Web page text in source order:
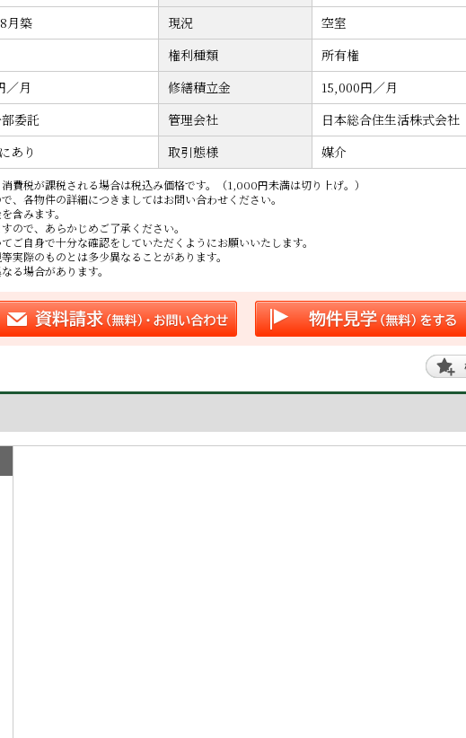
月築 現況
空室
権利種類
所有権
／月 修繕積立金
15,000円／月
委託 管理会社
日本総合住生活株式会社
あり 取引態様 媒介
費税が課税される場合は税込み価格です。（1,000円未満は切り上げ。）
、各物件の詳細につきましてはお問い合わせください。
含みます。
ので、あらかじめご了承ください。
自身で十分な確認をしていただくようにお願いいたします。
際のものとは多少異なることがあります。
る場合があります。